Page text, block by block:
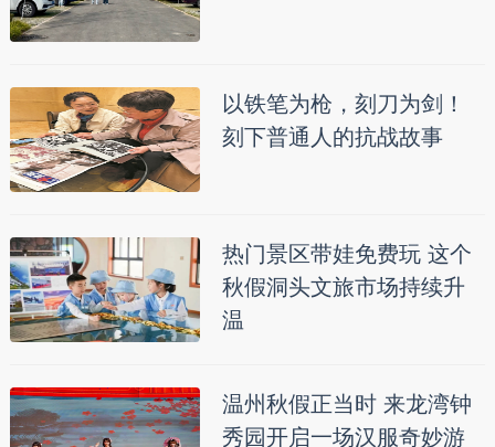
以铁笔为枪，刻刀为剑！
刻下普通人的抗战故事
热门景区带娃免费玩 这个
秋假洞头文旅市场持续升
温
温州秋假正当时 来龙湾钟
秀园开启一场汉服奇妙游